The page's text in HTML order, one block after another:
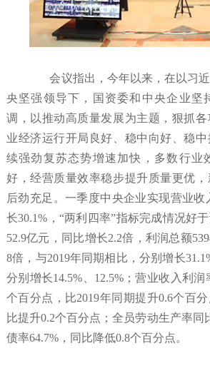
会议指出，今年以来，在以习近
央坚强领导下，国资委和中央企业坚
调，以推动高质量发展为主题，狠抓
业经济运行开局良好、稳中向好、稳
续强劲复苏态势增速加快，多数行业
好，经营质量效率稳步提升质量更优
后劲充足。一季度中央企业实现营业收
长30.1%，“两利四率”指标完成情况好
52.9亿元，同比增长2.2倍，利润总额
8倍，与2019年同期相比，分别增长
分别增长14.5%、12.5%；营业收入利润
个百分点，比2019年同期提升0.6个百
比提升0.2个百分点；全员劳动生产率同
债率64.7%，同比降低0.8个百分点。